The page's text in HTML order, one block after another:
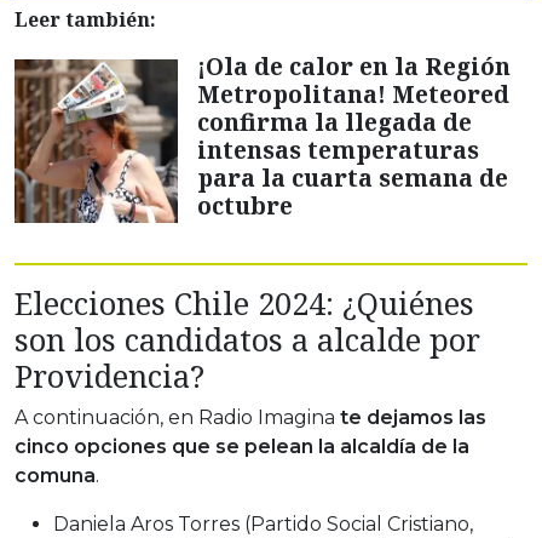
Leer también:
¡Ola de calor en la Región
Metropolitana! Meteored
confirma la llegada de
intensas temperaturas
para la cuarta semana de
octubre
Elecciones Chile 2024: ¿Quiénes
son los candidatos a alcalde por
Providencia?
A continuación, en Radio Imagina te dejamos las
cinco opciones que se pelean la alcaldía de la
comuna.
Daniela Aros Torres (Partido Social Cristiano,